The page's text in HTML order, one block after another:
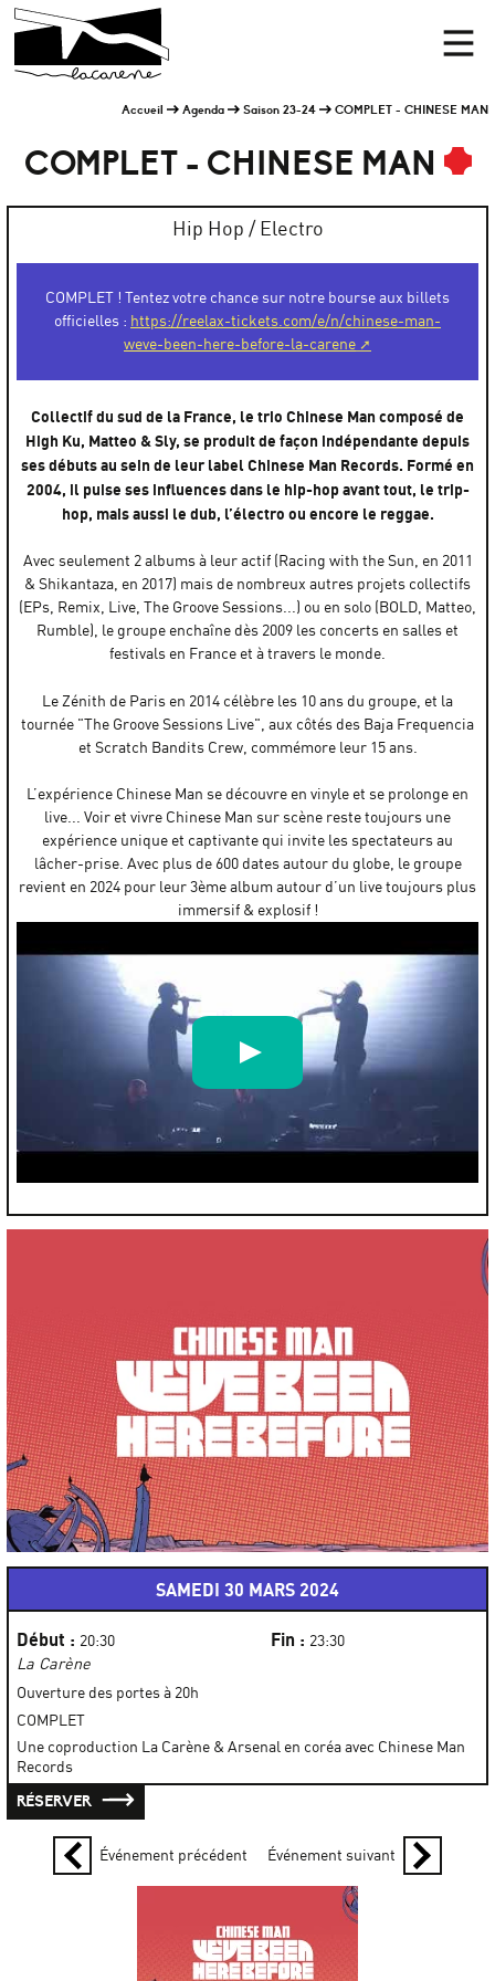
Panneau de gestion des cookies
Accueil
Menu
Accueil Agenda Saison 23-24 COMPLET - CHINESE MAN
COMPLET - CHINESE MAN
Hip Hop / Electro
COMPLET ! Tentez votre chance sur notre bourse aux billets
officielles : https://reelax-tickets.com/e/n/chinese-man-
weve-been-here-before-la-carene
Collectif du sud de la France, le trio Chinese Man composé de
High Ku, Matteo & Sly, se produit de façon indépendante depuis
ses débuts au sein de leur label Chinese Man Records. Formé en
2004, il puise ses influences dans le hip-hop avant tout, le trip-
hop, mais aussi le dub, l’électro ou encore le reggae.
Avec seulement 2 albums à leur actif (Racing with the Sun, en 2011
& Shikantaza, en 2017) mais de nombreux autres projets collectifs
(EPs, Remix, Live, The Groove Sessions...) ou en solo (BOLD, Matteo,
Rumble), le groupe enchaîne dès 2009 les concerts en salles et
festivals en France et à travers le monde.
Le Zénith de Paris en 2014 célèbre les 10 ans du groupe, et la
tournée "The Groove Sessions Live", aux côtés des Baja Frequencia
et Scratch Bandits Crew, commémore leur 15 ans.
L’expérience Chinese Man se découvre en vinyle et se prolonge en
live... Voir et vivre Chinese Man sur scène reste toujours une
expérience unique et captivante qui invite les spectateurs au
lâcher-prise. Avec plus de 600 dates autour du globe, le groupe
revient en 2024 pour leur 3ème album autour d’un live toujours plus
immersif & explosif !
SAMEDI 30 MARS 2024
Début : 20:30 Fin : 23:30
La Carène
Ouverture des portes à 20h
COMPLET
Une coproduction La Carène & Arsenal en coréa avec Chinese Man
Records
RÉSERVER
Événement précédent Événement suivant